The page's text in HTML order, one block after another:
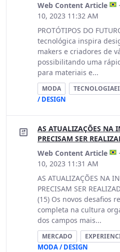
Web Content Article
10, 2023 11:32 AM
PROTÓTIPOS DO
tecnológica inspira
makers e criadores de
possibilitando uma
para materiais e...
MODA
/ DESIGN
AS ATUALIZAÇÕES NA
PRECISAM SER
Web Content Article
10, 2023 11:31 AM
AS ATUALIZAÇÕES NA
PRECISAM SER
(15) Os novos desafios
completa na cultura
dos campos mais...
MERCADO
MODA / DESIGN